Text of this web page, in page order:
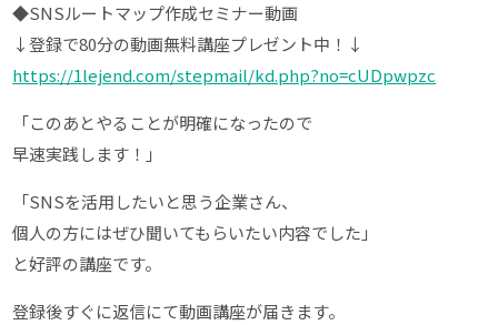
◆SNSルートマップ作成セミナー動画
↓登録で80分の動画無料講座プレゼント中！↓
https://1lejend.com/stepmail/kd.php?no=cUDpwpzc
「このあとやることが明確になったので
早速実践します！」
「SNSを活用したいと思う企業さん、
個人の方にはぜひ聞いてもらいたい内容でした」
と好評の講座です。
登録後すぐに返信にて動画講座が届きます。